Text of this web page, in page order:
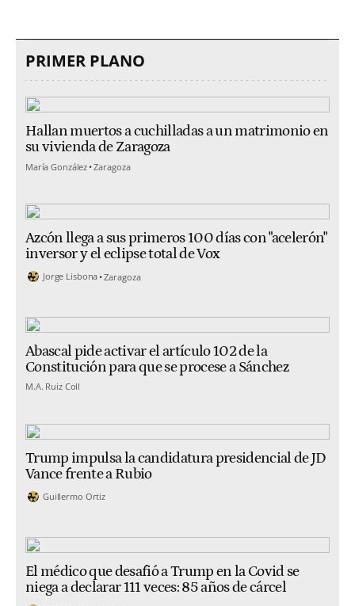
PRIMER PLANO
Hallan muertos a cuchilladas a un matrimonio en
su vivienda de Zaragoza
María González Zaragoza
Azcón llega a sus primeros 100 días con "acelerón"
inversor y el eclipse total de Vox
Jorge Lisbona Zaragoza
Abascal pide activar el artículo 102 de la
Constitución para que se procese a Sánchez
M.A. Ruiz Coll
Trump impulsa la candidatura presidencial de JD
Vance frente a Rubio
Guillermo Ortiz
El médico que desafió a Trump en la Covid se
niega a declarar 111 veces: 85 años de cárcel